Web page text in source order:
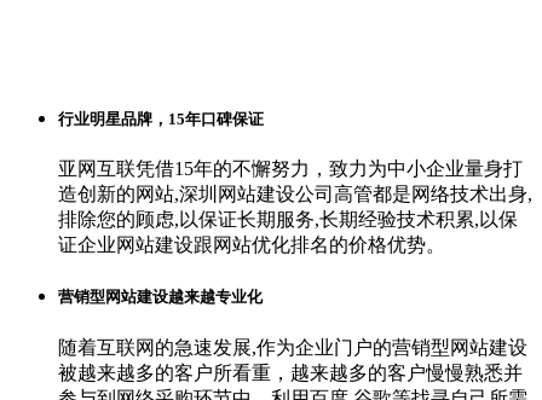
行业明星品牌，15年口碑保证
亚网互联凭借15年的不懈努力，致力为中小企业量身打
造创新的网站,深圳网站建设公司高管都是网络技术出身,
排除您的顾虑,以保证长期服务,长期经验技术积累,以保
证企业网站建设跟网站优化排名的价格优势。
营销型网站建设越来越专业化
随着互联网的急速发展,作为企业门户的营销型网站建设
被越来越多的客户所看重，越来越多的客户慢慢熟悉并